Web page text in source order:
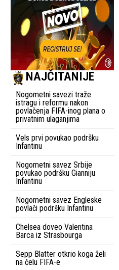
NAJČITANIJE
Nogometni savezi traže
istragu i reformu nakon
povlačenja FIFA-inog plana o
privatnim ulaganjima
Vels prvi povukao podršku
Infantinu
Nogometni savez Srbije
povukao podršku Gianniju
Infantinu
Nogometni savez Engleske
povlači podršku Infantinu
Chelsea doveo Valentina
Barca iz Strasbourga
Sepp Blatter otkrio koga želi
na čelu FIFA-e